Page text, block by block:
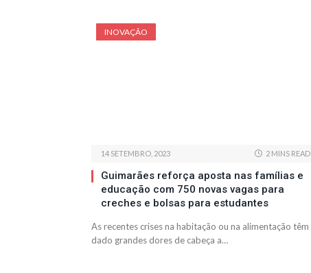
INOVAÇÃO
14 SETEMBRO, 2023 2 MINS READ
Guimarães reforça aposta nas famílias e
educação com 750 novas vagas para
creches e bolsas para estudantes
As recentes crises na habitação ou na alimentação têm
dado grandes dores de cabeça a…